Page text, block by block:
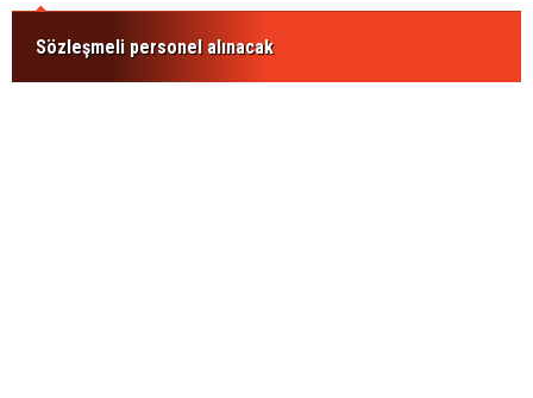
Sözleşmeli personel alınacak